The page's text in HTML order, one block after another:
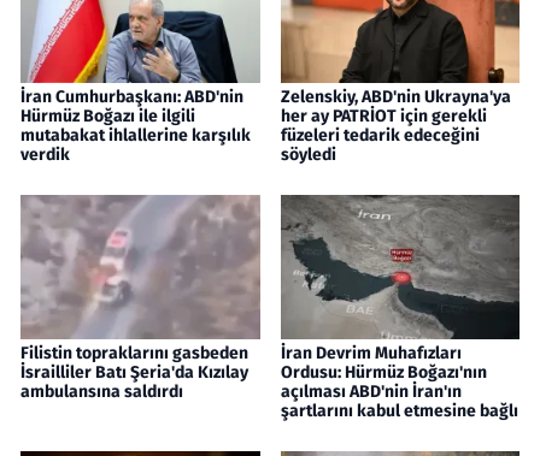
İran Cumhurbaşkanı: ABD'nin
Hürmüz Boğazı ile ilgili
mutabakat ihlallerine karşılık
verdik
Zelenskiy, ABD'nin Ukrayna'ya
her ay PATRİOT için gerekli
füzeleri tedarik edeceğini
söyledi
Filistin topraklarını gasbeden
İsrailliler Batı Şeria'da Kızılay
ambulansına saldırdı
İran Devrim Muhafızları
Ordusu: Hürmüz Boğazı'nın
açılması ABD'nin İran'ın
şartlarını kabul etmesine bağlı